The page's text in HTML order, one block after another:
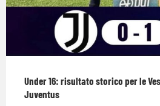
Under 16: risultato storico per le
Juventus